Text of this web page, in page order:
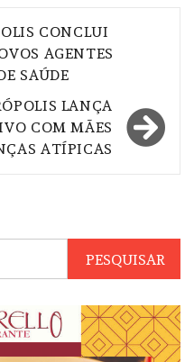
CONCLUI
AGENTES
SAÚDE
LANÇA
COM MÃES
ATÍPICAS